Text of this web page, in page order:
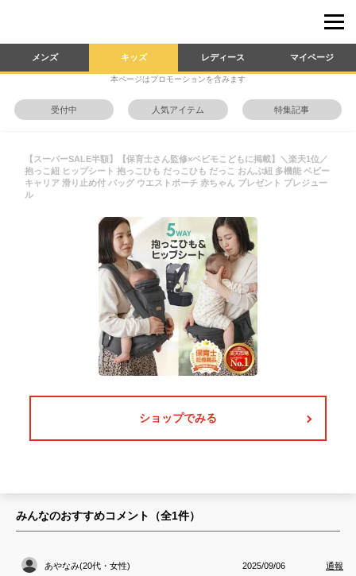
メンズ キッズ レディース マイページ
本ページはプロモーションを含みます
受付中 人気アイテム 特集記事
【スーパーSALE半額】【保育士さん監修×ベビモこどもに掲載】＼楽天1位／
抱っこ紐 ヒップシート 抱っこひも だっこひも だっこ おんぶ紐 多機能 ベビー
キャリア 滑り止め付 バッグ ウエストポーチ 赤ちゃん プレゼント プレジュー
ル
ショップでみる
みんなのおすすめコメント（全1件）
あやなみ(20代・女性) 2025/09/06 通報